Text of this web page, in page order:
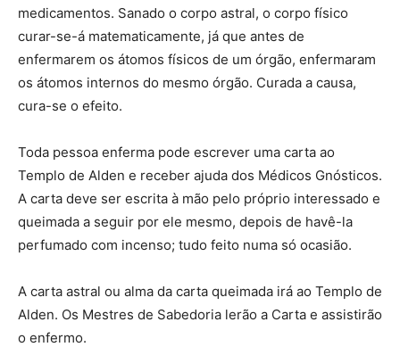
medicamentos. Sanado o corpo astral, o corpo físico
curar-se-á matematicamente, já que antes de
enfermarem os átomos físicos de um órgão, enfermaram
os átomos internos do mesmo órgão. Curada a causa,
cura-se o efeito.
Toda pessoa enferma pode escrever uma carta ao
Templo de Alden e receber ajuda dos Médicos Gnósticos.
A carta deve ser escrita à mão pelo próprio interessado e
queimada a seguir por ele mesmo, depois de havê-la
perfumado com incenso; tudo feito numa só ocasião.
A carta astral ou alma da carta queimada irá ao Templo de
Alden. Os Mestres de Sabedoria lerão a Carta e assistirão
o enfermo.